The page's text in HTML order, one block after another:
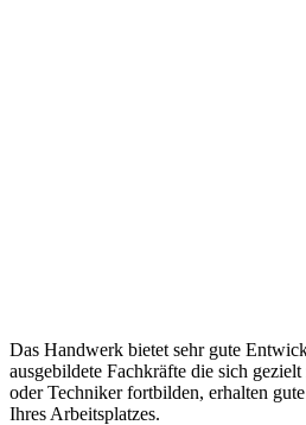
Das Handwerk bietet sehr gute
ausgebildete Fachkräfte die sich
oder Techniker fortbilden, erhalten
Ihres Arbeitsplatzes.